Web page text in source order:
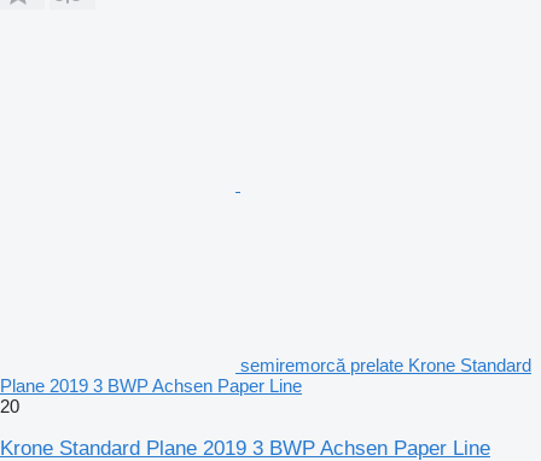
semiremorcă prelate Krone Standard
Plane 2019 3 BWP Achsen Paper Line
20
Krone Standard Plane 2019 3 BWP Achsen Paper Line